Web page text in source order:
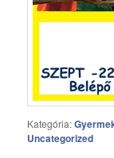
Kategória:
Uncategorized